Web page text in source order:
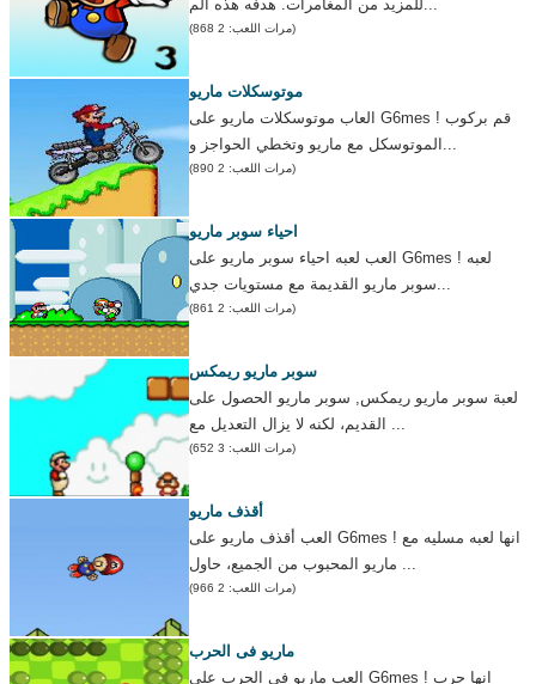
للمزيد من المغامرات. هدفه هذه الم...
(مرات اللعب: 2 868)
موتوسكلات ماريو
العاب موتوسكلات ماريو على G6mes ! قم بركوب
الموتوسكل مع ماريو وتخطي الحواجز و...
(مرات اللعب: 2 890)
احياء سوبر ماريو
العب لعبه احياء سوبر ماريو على G6mes ! لعبه
سوبر ماريو القديمة مع مستويات جدي...
(مرات اللعب: 2 861)
سوبر ماريو ريمكس
لعبة سوبر ماريو ريمكس, سوبر ماريو الحصول على
القديم، لكنه لا يزال التعديل مع ...
(مرات اللعب: 3 652)
أقذف ماريو
العب أقذف ماريو على G6mes ! انها لعبه مسليه مع
ماريو المحبوب من الجميع، حاول ...
(مرات اللعب: 2 966)
ماريو فى الحرب
العب ماريو فى الحرب على G6mes ! انها حرب